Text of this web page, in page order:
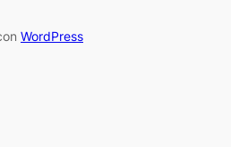
WordPress